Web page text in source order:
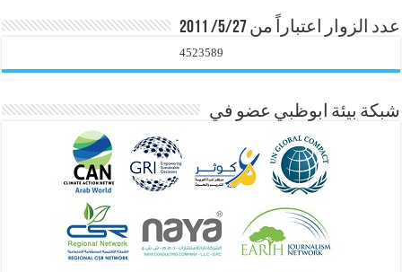
عدد الزوار اعتباراً من 5/27/ 2011
4523589
شبكة بيئة ابوظبي عضو في